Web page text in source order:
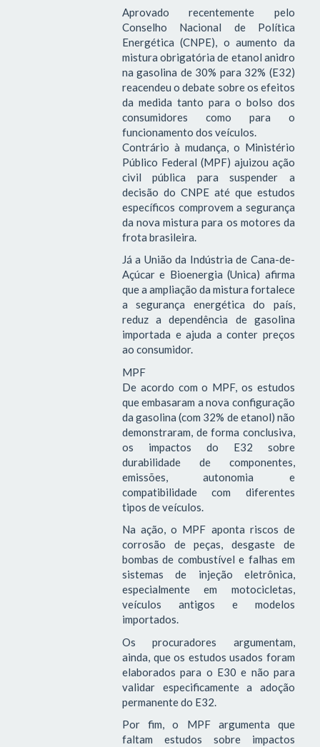
Aprovado recentemente pelo
Conselho Nacional de Política
Energética (CNPE), o aumento da
mistura obrigatória de etanol anidro
na gasolina de 30% para 32% (E32)
reacendeu o debate sobre os efeitos
da medida tanto para o bolso dos
consumidores como para o
funcionamento dos veículos.
Contrário à mudança, o Ministério
Público Federal (MPF) ajuizou ação
civil pública para suspender a
decisão do CNPE até que estudos
específicos comprovem a segurança
da nova mistura para os motores da
frota brasileira.
Já a União da Indústria de Cana-de-
Açúcar e Bioenergia (Unica) afirma
que a ampliação da mistura fortalece
a segurança energética do país,
reduz a dependência de gasolina
importada e ajuda a conter preços
ao consumidor.
MPF
De acordo com o MPF, os estudos
que embasaram a nova configuração
da gasolina (com 32% de etanol) não
demonstraram, de forma conclusiva,
os impactos do E32 sobre
durabilidade de componentes,
emissões, autonomia e
compatibilidade com diferentes
tipos de veículos.
Na ação, o MPF aponta riscos de
corrosão de peças, desgaste de
bombas de combustível e falhas em
sistemas de injeção eletrônica,
especialmente em motocicletas,
veículos antigos e modelos
importados.
Os procuradores argumentam,
ainda, que os estudos usados foram
elaborados para o E30 e não para
validar especificamente a adoção
permanente do E32.
Por fim, o MPF argumenta que
faltam estudos sobre impactos